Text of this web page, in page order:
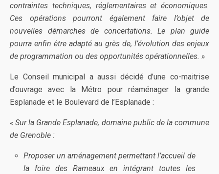
contraintes techniques, réglementaires et économiques.
Ces opérations pourront également faire l’objet de
nouvelles démarches de concertations. Le plan guide
pourra enfin être adapté au grès de, l’évolution des enjeux
de programmation ou des opportunités opérationnelles. »
Le Conseil municipal a aussi décidé d’une co-maitrise
d’ouvrage avec la Métro pour réaménager la grande
Esplanade et le Boulevard de l’Esplanade :
« Sur la Grande Esplanade, domaine public de la commune
de Grenoble :
Proposer un aménagement permettant l’accueil de
la foire des Rameaux en intégrant toutes les